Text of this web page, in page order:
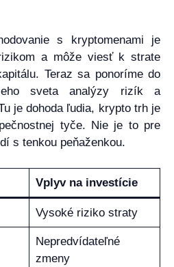
s kryptomenami je
a môže viesť k strate
Teraz sa ponoríme do
sveta analýzy rizík a
je dohoda ľudia, krypto trh je
tyče. Nie je to pre
s tenkou peňaženkou.
Vplyv na investície
Vysoké riziko straty
Nepredvídateľné
zmeny